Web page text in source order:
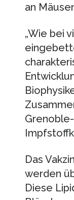
an
„Wie bei
Das
werden
Diese